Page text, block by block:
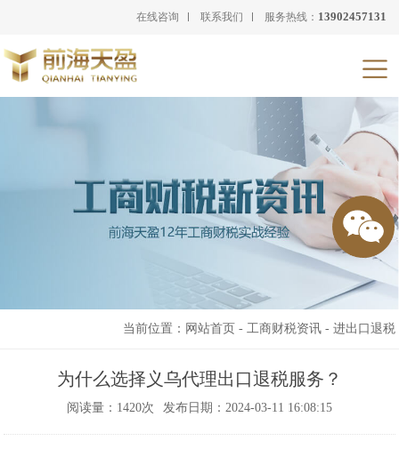
在线咨询 联系我们 服务热线： 13902457131
当前位置： 网站首页 - 工商财税资讯- 进出口退税
为什么选择义乌代理出口退税服务？
阅读量：1420次 发布日期：2024-03-11 16:08:15